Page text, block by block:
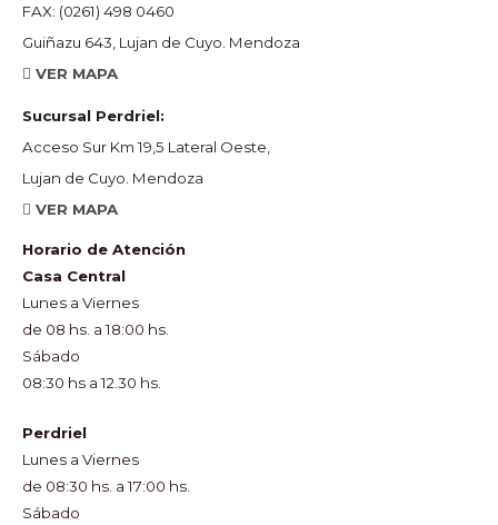
FAX: (0261) 498 0460
Guiñazu 643, Lujan de Cuyo. Mendoza
VER MAPA
Sucursal Perdriel:
Acceso Sur Km 19,5 Lateral Oeste,
Lujan de Cuyo. Mendoza
VER MAPA
Horario de Atención
Casa Central
Lunes a Viernes
de 08 hs. a 18:00 hs.
Sábado
08:30 hs a 12.30 hs.
Perdriel
Lunes a Viernes
de 08:30 hs. a 17:00 hs.
Sábado